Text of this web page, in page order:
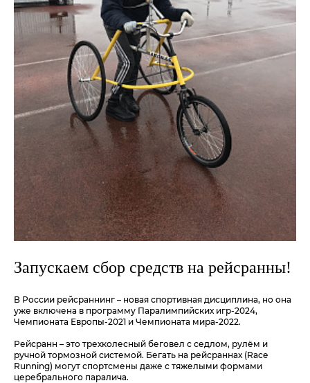
Запускаем сбор средств на рейсранны!
В России рейсраннинг – новая спортивная дисциплина, но она
уже включена в программу Паралимпийских игр-2024,
Чемпионата Европы-2021 и Чемпионата мира-2022.
Рейсранн – это трехколесный беговел с седлом, рулём и
ручной тормозной системой. Бегать на рейсраннах (Race
Running) могут спортсмены даже с тяжелыми формами
церебрального паралича.